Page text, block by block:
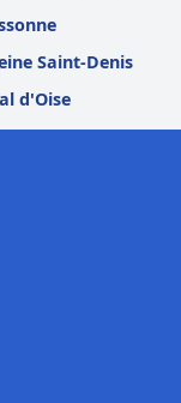
Saint-Denis
d'Oise